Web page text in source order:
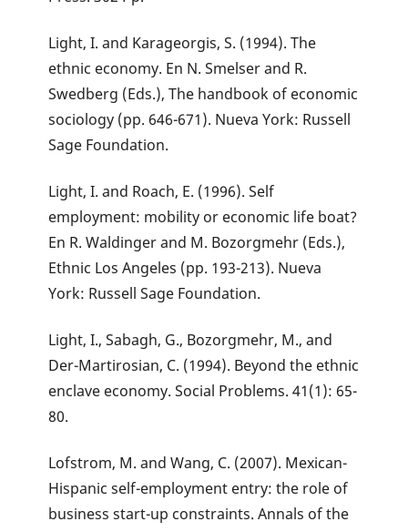
Light, I. and Karageorgis, S. (1994). The
ethnic economy. En N. Smelser and R.
Swedberg (Eds.), The handbook of economic
sociology (pp. 646-671). Nueva York: Russell
Sage Foundation.
Light, I. and Roach, E. (1996). Self
employment: mobility or economic life boat?
En R. Waldinger and M. Bozorgmehr (Eds.),
Ethnic Los Angeles (pp. 193-213). Nueva
York: Russell Sage Foundation.
Light, I., Sabagh, G., Bozorgmehr, M., and
Der-Martirosian, C. (1994). Beyond the ethnic
enclave economy. Social Problems. 41(1): 65-
80.
Lofstrom, M. and Wang, C. (2007). Mexican-
Hispanic self-employment entry: the role of
business start-up constraints. Annals of the